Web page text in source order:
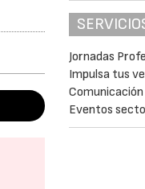
Jornadas
Impulsa tus
Eventos